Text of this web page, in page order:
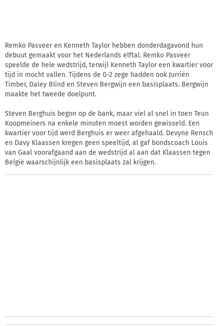
Remko Pasveer en Kenneth Taylor hebben donderdagavond hun
debuut gemaakt voor het Nederlands elftal. Remko Pasveer
speelde de hele wedstrijd, terwijl Kenneth Taylor een kwartier voor
tijd in mocht vallen. Tijdens de 0-2 zege hadden ook Jurriën
Timber, Daley Blind en Steven Bergwijn een basisplaats. Bergwijn
maakte het tweede doelpunt.
Steven Berghuis begon op de bank, maar viel al snel in toen Teun
Koopmeiners na enkele minuten moest worden gewisseld. Een
kwartier voor tijd werd Berghuis er weer afgehaald. Devyne Rensch
en Davy Klaassen kregen geen speeltijd, al gaf bondscoach Louis
van Gaal voorafgaand aan de wedstrijd al aan dat Klaassen tegen
België waarschijnlijk een basisplaats zal krijgen.